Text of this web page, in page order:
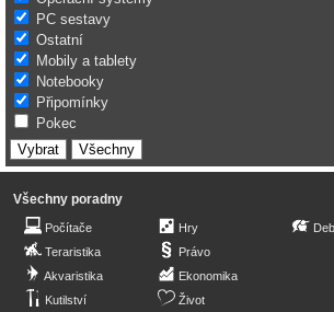
PC sestavy
Ostatní
Mobily a tablety
Notebooky
Připomínky
Pokec
Všechny poradny
Počítače
Teraristika
Akvaristika
Kutilství
Hry
Právo
Ekonomika
Život